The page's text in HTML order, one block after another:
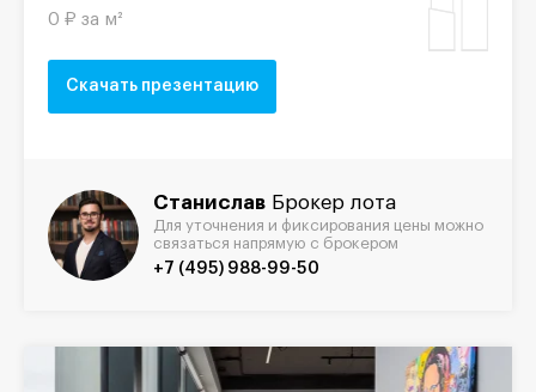
0 ₽ за м²
Скачать презентацию
Станислав Брокер лота
Для уточнения и фиксирования цены можно
связаться напрямую с брокером
+7 (495) 988-99-50